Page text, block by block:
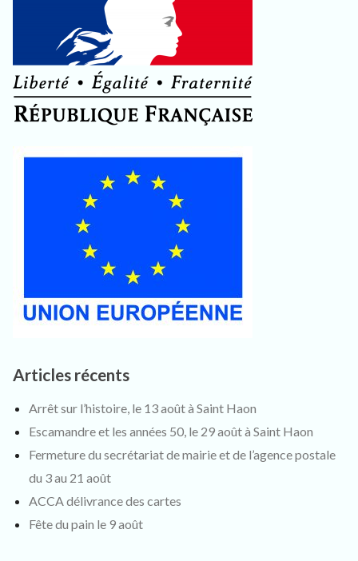
Articles récents
Arrêt sur l’histoire, le 13 août à Saint Haon
Escamandre et les années 50, le 29 août à Saint Haon
Fermeture du secrétariat de mairie et de l’agence postale
du 3 au 21 août
ACCA délivrance des cartes
Fête du pain le 9 août